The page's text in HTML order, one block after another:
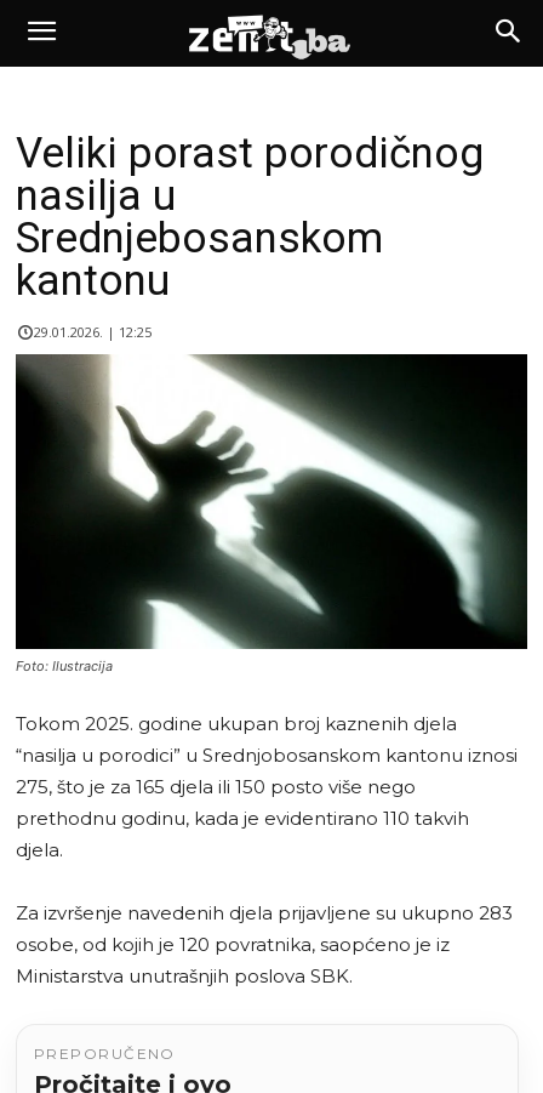
Veliki porast porodičnog
nasilja u
Srednjebosanskom
kantonu
29.01.2026. | 12:25
Foto: Ilustracija
Tokom 2025. godine ukupan broj kaznenih djela
“nasilja u porodici” u Srednjobosanskom kantonu iznosi
275, što je za 165 djela ili 150 posto više nego
prethodnu godinu, kada je evidentirano 110 takvih
djela.
Za izvršenje navedenih djela prijavljene su ukupno 283
osobe, od kojih je 120 povratnika, saopćeno je iz
Ministarstva unutrašnjih poslova SBK.
PREPORUČENO
Pročitajte i ovo